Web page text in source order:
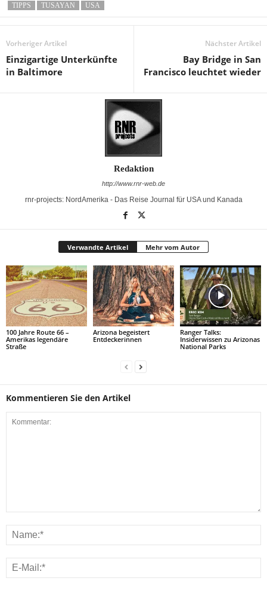
TIPPS
TUSAYAN USA
Vorheriger Artikel
Einzigartige Unterkünfte
in Baltimore
Nächster Artikel
Bay Bridge in San
Francisco leuchtet wieder
Redaktion
http://www.rnr-web.de
rnr-projects: NordAmerika - Das Reise Journal für USA und Kanada
Verwandte Artikel Mehr vom Autor
100 Jahre Route 66 –
Amerikas legendäre
Straße
Arizona begeistert
Entdeckerinnen
Ranger Talks:
Insiderwissen zu Arizonas
National Parks
Kommentieren Sie den Artikel